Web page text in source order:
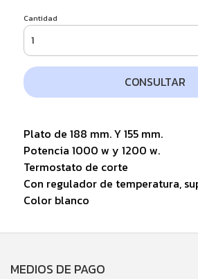
Cantidad
CONSULTAR
Plato de 188 mm. Y 155 mm.
Potencia 1000 w y 1200 w.
Termostato de corte
Con regulador de temperatura,
Color blanco
MEDIOS DE PAGO